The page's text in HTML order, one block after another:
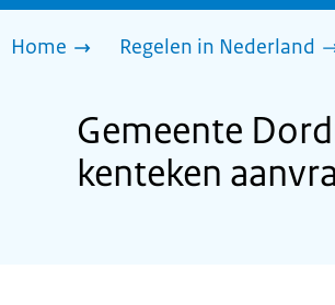
Home Regelen in Nederland
Gemeente
kenteken